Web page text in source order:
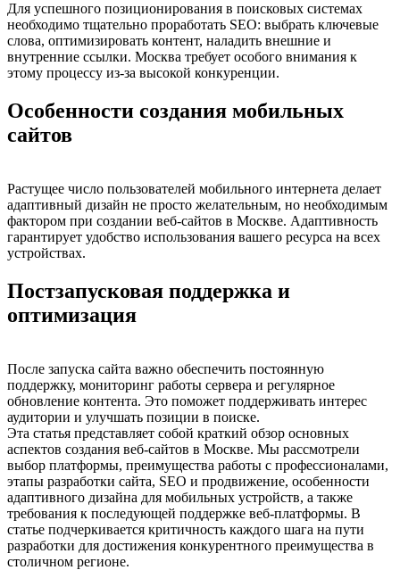
Для успешного позиционирования в поисковых системах
необходимо тщательно проработать SEO: выбрать ключевые
слова, оптимизировать контент, наладить внешние и
внутренние ссылки. Москва требует особого внимания к
этому процессу из-за высокой конкуренции.
Особенности создания мобильных
сайтов
Растущее число пользователей мобильного интернета делает
адаптивный дизайн не просто желательным, но необходимым
фактором при создании веб-сайтов в Москве. Адаптивность
гарантирует удобство использования вашего ресурса на всех
устройствах.
Постзапусковая поддержка и
оптимизация
После запуска сайта важно обеспечить постоянную
поддержку, мониторинг работы сервера и регулярное
обновление контента. Это поможет поддерживать интерес
аудитории и улучшать позиции в поиске.
Эта статья представляет собой краткий обзор основных
аспектов создания веб-сайтов в Москве. Мы рассмотрели
выбор платформы, преимущества работы с профессионалами,
этапы разработки сайта, SEO и продвижение, особенности
адаптивного дизайна для мобильных устройств, а также
требования к последующей поддержке веб-платформы. В
статье подчеркивается критичность каждого шага на пути
разработки для достижения конкурентного преимущества в
столичном регионе.